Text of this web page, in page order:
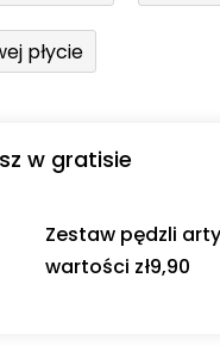
płycie
w gratisie
Zestaw pędzli
wartości zł9,90